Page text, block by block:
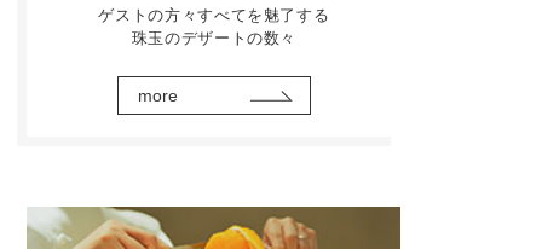
ゲストの方々すべてを魅了する
珠玉のデザートの数々
more